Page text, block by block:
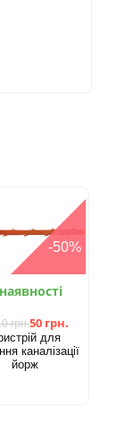
-50%
грн.50 грн.
для
каналізації
йорж